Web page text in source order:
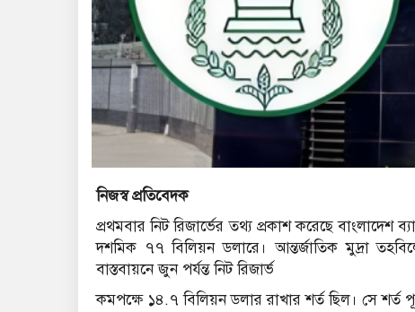
নিজস্ব প্রতিবেদক
প্রথমবার নিট রিজার্ভের তথ্য প্রকাশ করেছে বাংলাদেশ
দশমিক ৭৭ বিলিয়ন ডলারে। আন্তর্জাতিক মুদ্রা
বাস্তবায়নে জুন পর্যন্ত নিট রিজার্ভ
কমপক্ষে ১৪.৭ বিলিয়ন ডলার রাখার শর্ত ছিল। সে শর্ত